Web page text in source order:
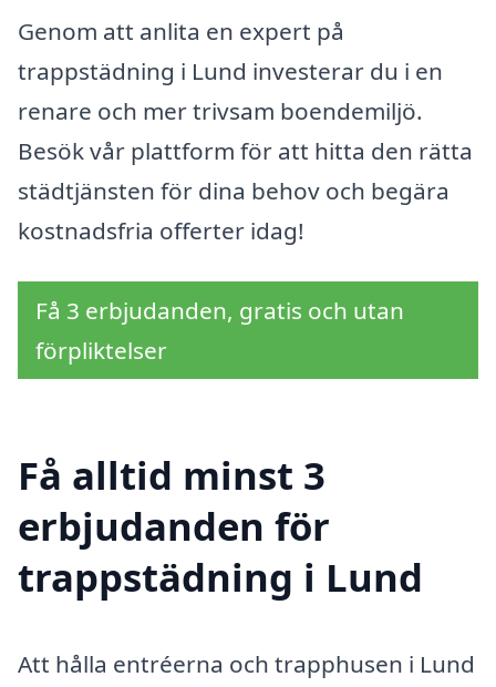
Genom att anlita en expert på
trappstädning i Lund investerar du i en
renare och mer trivsam boendemiljö.
Besök vår plattform för att hitta den rätta
städtjänsten för dina behov och begära
kostnadsfria offerter idag!
Få 3 erbjudanden, gratis och utan
förpliktelser
Få alltid minst 3
erbjudanden för
trappstädning i Lund
Att hålla entréerna och trapphusen i Lund